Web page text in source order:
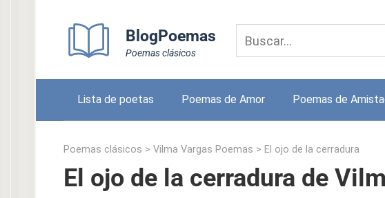
BlogPoemas
Poemas clásicos
Lista de poetas Poemas de Amor Poemas de
Poemas clásicos > Vilma Vargas Poemas > El ojo de la cerradura
El ojo de la cerradura de